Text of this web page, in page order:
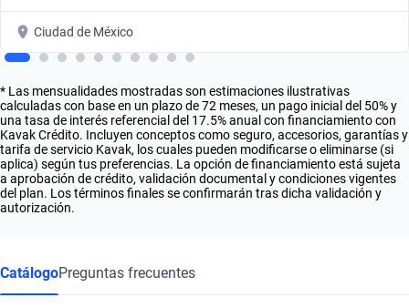
Ciudad de México
* Las mensualidades mostradas son estimaciones ilustrativas
calculadas con base en un plazo de 72 meses, un pago inicial del 50% y
una tasa de interés referencial del 17.5% anual con financiamiento con
Kavak Crédito. Incluyen conceptos como seguro, accesorios, garantías y
tarifa de servicio Kavak, los cuales pueden modificarse o eliminarse (si
aplica) según tus preferencias. La opción de financiamiento está sujeta
a aprobación de crédito, validación documental y condiciones vigentes
del plan. Los términos finales se confirmarán tras dicha validación y
autorización.
CatálogoPreguntas frecuentes